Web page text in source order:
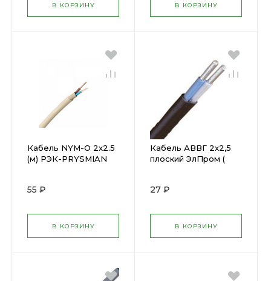
В КОРЗИНУ В КОРЗИНУ
Кабель NYM-O 2х2.5
(м) РЭК-PRYSMIAN
55 ₽
В КОРЗИНУ
Кабель АВВГ 2х2,5
плоский ЭлПром (
27 ₽
В КОРЗИНУ